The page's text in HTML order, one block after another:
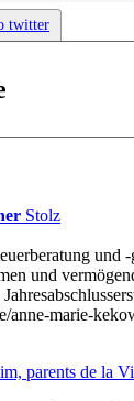
Stolz
und -
und
anne-marie-
parents de la